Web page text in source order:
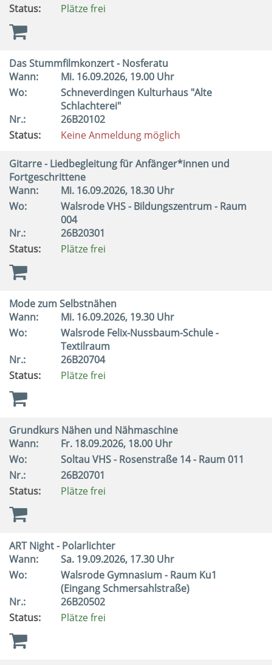
Status:
Plätze frei
Das Stummfilmkonzert - Nosferatu
Wann:
Mi. 16.09.2026, 19.00 Uhr
Wo:
Schneverdingen Kulturhaus "Alte
Schlachterei"
Nr.:
26B20102
Status:
Keine Anmeldung möglich
Gitarre - Liedbegleitung für Anfänger*innen und
Fortgeschrittene
Wann:
Mi. 16.09.2026, 18.30 Uhr
Wo:
Walsrode VHS - Bildungszentrum - Raum
004
Nr.:
26B20301
Status:
Plätze frei
Mode zum Selbstnähen
Wann:
Mi. 16.09.2026, 19.30 Uhr
Wo:
Walsrode Felix-Nussbaum-Schule -
Textilraum
Nr.:
26B20704
Status:
Plätze frei
Grundkurs Nähen und Nähmaschine
Wann:
Fr. 18.09.2026, 18.00 Uhr
Wo:
Soltau VHS - Rosenstraße 14 - Raum 011
Nr.:
26B20701
Status:
Plätze frei
ART Night - Polarlichter
Wann:
Sa. 19.09.2026, 17.30 Uhr
Wo:
Walsrode Gymnasium - Raum Ku1
(Eingang Schmersahlstraße)
Nr.:
26B20502
Status:
Plätze frei